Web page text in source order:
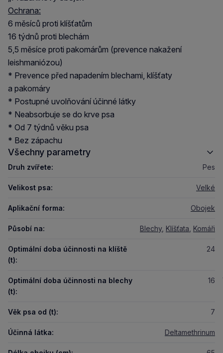
Ochrana:
6 měsíců proti klíšťatům
16 týdnů proti blechám
5,5 měsíce proti pakomárům (prevence nakažení
leishmaniózou)
* Prevence před napadením blechami, klíšťaty
a pakomáry
* Postupné uvolňování účinné látky
* Neabsorbuje se do krve psa
* Od 7 týdnů věku psa
* Bez zápachu
Všechny parametry
Druh zvířete: Pes
Velikost psa: Velké
Aplikační forma: Obojek
Působí na: Blechy, Klíšťata Komáři
Optimální doba účinnosti na klíště
(t):
24
Optimální doba účinnosti na blechy
(t):
16
Věk psa od (t): 7
Účinná látka: Deltamethrinum